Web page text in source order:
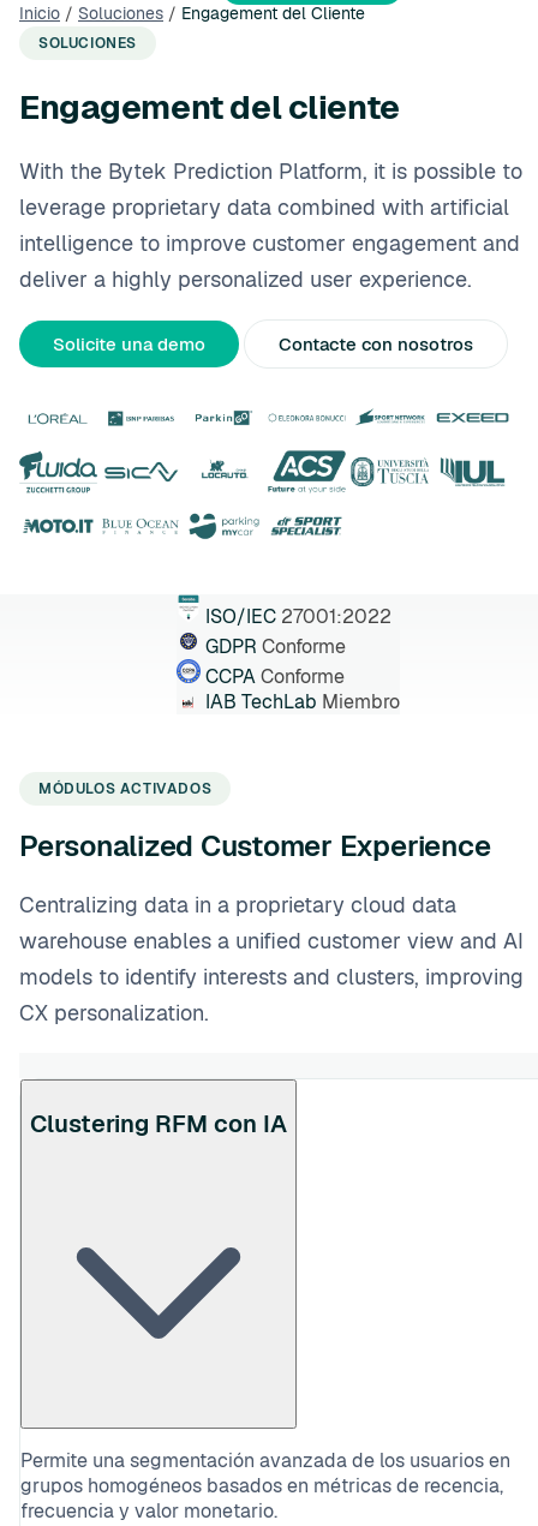
Inicio / Soluciones / Engagement del Cliente
SOLUCIONES
Engagement del cliente
With the Bytek Prediction Platform, it is possible to
leverage proprietary data combined with artificial
intelligence to improve customer engagement and
deliver a highly personalized user experience.
Solicite una demo Contacte con nosotros
ISO/IEC 27001:2022
GDPR Conforme
CCPAConforme
IAB TechLab Miembro
MÓDULOS ACTIVADOS
Personalized Customer Experience
Centralizing data in a proprietary cloud data
warehouse enables a unified customer view and AI
models to identify interests and clusters, improving
CX personalization.
Clustering RFM con IA
Permite una segmentación avanzada de los usuarios en
grupos homogéneos basados en métricas de recencia,
frecuencia y valor monetario.